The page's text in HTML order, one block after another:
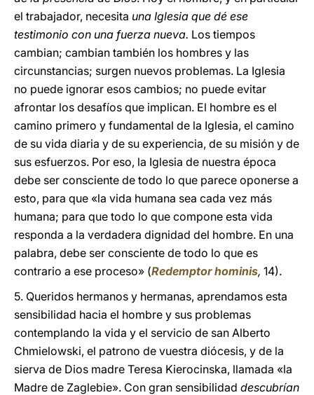
el trabajador, necesita una Iglesia que dé ese
testimonio con una fuerza nueva. Los tiempos
cambian; cambian también los hombres y las
circunstancias; surgen nuevos problemas. La Iglesia
no puede ignorar esos cambios; no puede evitar
afrontar los desafíos que implican. El hombre es el
camino primero y fundamental de la Iglesia, el camino
de su vida diaria y de su experiencia, de su misión y de
sus esfuerzos. Por eso, la Iglesia de nuestra época
debe ser consciente de todo lo que parece oponerse a
esto, para que «la vida humana sea cada vez más
humana; para que todo lo que compone esta vida
responda a la verdadera dignidad del hombre. En una
palabra, debe ser consciente de todo lo que es
contrario a ese proceso» (Redemptor hominis, 14).
5. Queridos hermanos y hermanas, aprendamos esta
sensibilidad hacia el hombre y sus problemas
contemplando la vida y el servicio de san Alberto
Chmielowski, el patrono de vuestra diócesis, y de la
sierva de Dios madre Teresa Kierocinska, llamada «la
Madre de Zaglebie». Con gran sensibilidad descubrían